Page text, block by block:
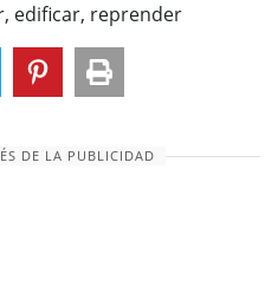
edificar, reprender
DE LA PUBLICIDAD